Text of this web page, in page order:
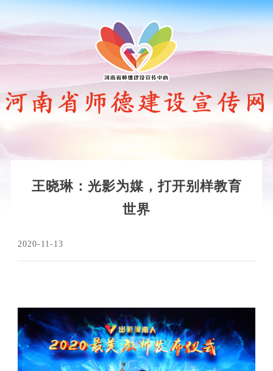
王晓琳：光影为媒，打开别样教育
世界
2020-11-13